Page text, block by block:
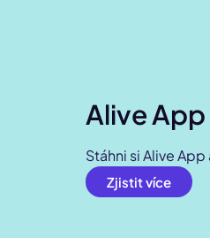
Alive App
Stáhni si Alive
Zjistit více